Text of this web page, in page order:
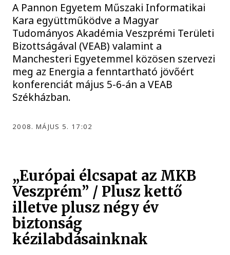
A Pannon Egyetem Műszaki Informatikai
Kara együttműködve a Magyar
Tudományos Akadémia Veszprémi Területi
Bizottságával (VEAB) valamint a
Manchesteri Egyetemmel közösen szervezi
meg az Energia a fenntartható jövőért
konferenciát május 5-6-án a VEAB
Székházban.
2008. MÁJUS 5. 17:02
„Európai élcsapat az MKB
Veszprém” / Plusz kettő
illetve plusz négy év
biztonság
kézilabdásainknak